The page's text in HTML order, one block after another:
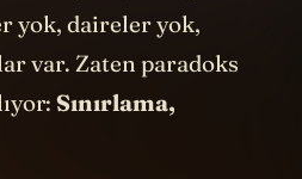
yok, daireler yok,
var. Zaten paradoks
Sınırlama,